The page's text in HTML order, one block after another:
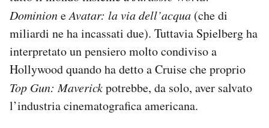
DominioneAvatar: la via dell’acqua (che di
miliardi ne ha incassati due). Tuttavia Spielberg ha
interpretato un pensiero molto condiviso a
Hollywood quando ha detto a Cruise che proprio
Top Gun: Maverickpotrebbe, da solo, aver salvato
l’industria cinematografica americana.